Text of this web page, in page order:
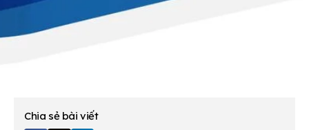
Chia sẻ bài viết